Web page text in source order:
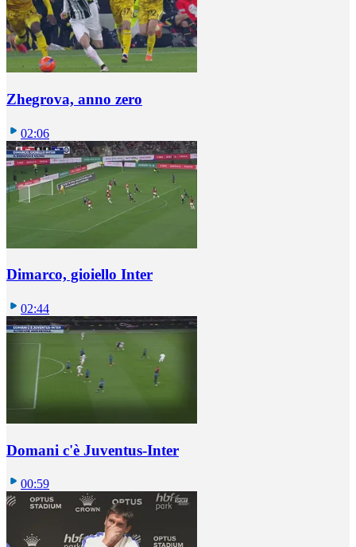
Zhegrova, anno zero
02:06
Dimarco, gioiello Inter
02:44
Domani c'è Juventus-Inter
00:59